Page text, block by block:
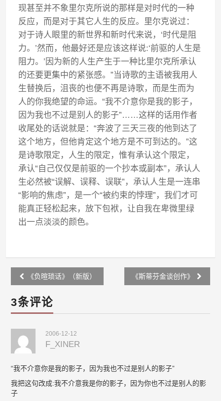
现甚至并不象里尔克所说的那样是对时代的一种
反应，而是对于其它人生的反应。里尔克说过：
对于诗人眼里的新世界和新时代来说，‘时代是阻
力。’然而，他最好还是应该这样说:‘前驱的人生是
阻力。’因为新的人生产生于一种比里尔克所承认
的还要更集中的紧张感。”当诗歌的主语被我用人
生替换后，沮丧的也便不再是诗歌，而是生而为
人的你我绝望的命运。“我不介意你是我的影子，
因为我也不过是别人的影子”……这样的话用作者
收尾处的话说就是：“奔波了三天三夜的他到达了
这个地方，但他肯定这个地方是不可到达的。”这
是诗歌限定，人生的限定，惟有承认这个限定，
承认“自己仅仅是前驱的一个抄本或副本”，承认人
生必然被“误解、误释、误联”，承认人生是一连串
“影响的焦虑”，是一个“被约束的悖理”，我们才可
能真正轻松起来，放下包袱，让自我在卑微里绿
出一点淡淡的颜色。
Post
navigation
《负暄琐话》（新版） 《斯蒂芬金谈创作》
3条评论
2006-12-12
F_XINER
“我不介意你是我的影子，因为我也不过是别人的影子”
我把这句改成:我不介意我是你的影子，因为你也不过是别人的影
子